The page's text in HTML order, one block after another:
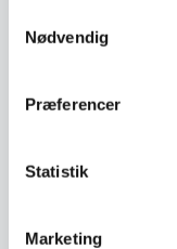
Nødvendig
Præferencer
Statistik
Marketing